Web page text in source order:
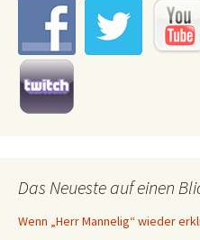
Das Neueste auf einen
Wenn „Herr Mannelig“ wieder